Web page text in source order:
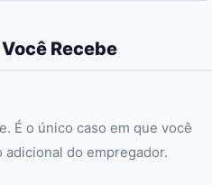
Recebe
É o único caso em que você
do empregador.